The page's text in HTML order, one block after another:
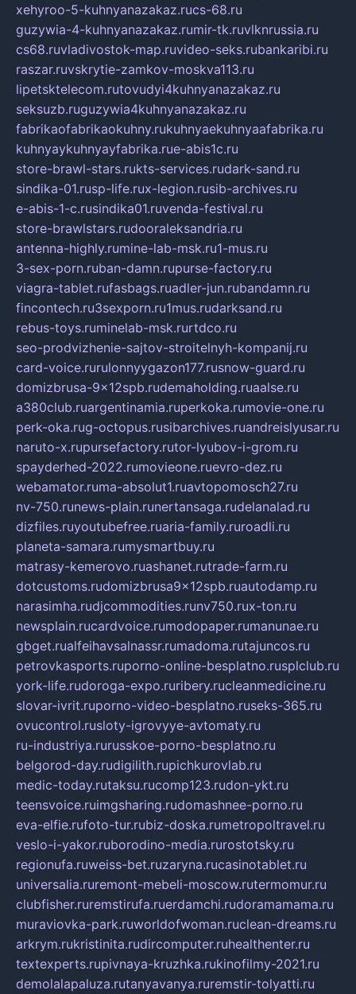
xehyroo-5-kuhnyanazakaz.rucs-68.ru
guzywia-4-kuhnyanazakaz.rumir-tk.ruvlknrussia.ru
cs68.ruvladivostok-map.ruvideo-seks.rubankaribi.ru
raszar.ruvskrytie-zamkov-moskva113.ru
lipetsktelecom.rutovudyi4kuhnyanazakaz.ru
seksuzb.ruguzywia4kuhnyanazakaz.ru
fabrikaofabrikaokuhny.rukuhnyaekuhnyaafabrika.ru
kuhnyaykuhnyayfabrika.rue-abis1c.ru
store-brawl-stars.rukts-services.rudark-sand.ru
sindika-01.rusp-life.rux-legion.rusib-archives.ru
e-abis-1-c.rusindika01.ruvenda-festival.ru
store-brawlstars.rudooraleksandria.ru
antenna-highly.rumine-lab-msk.ru1-mus.ru
3-sex-porn.ruban-damn.rupurse-factory.ru
viagra-tablet.rufasbags.ruadler-jun.rubandamn.ru
fincontech.ru3sexporn.ru1mus.rudarksand.ru
rebus-toys.ruminelab-msk.rurtdco.ru
seo-prodvizhenie-sajtov-stroitelnyh-kompanij.ru
card-voice.rurulonnyygazon177.rusnow-guard.ru
domizbrusa-9x12spb.rudemaholding.ruaalse.ru
a380club.ruargentinamia.ruperkoka.rumovie-one.ru
perk-oka.rug-octopus.rusibarchives.ruandreislyusar.ru
naruto-x.rupursefactory.rutor-lyubov-i-grom.ru
spayderhed-2022.rumovieone.ruevro-dez.ru
webamator.ruma-absolut1.ruavtopomosch27.ru
nv-750.runews-plain.runertansaga.rudelanalad.ru
dizfiles.ruyoutubefree.ruaria-family.ruroadli.ru
planeta-samara.rumysmartbuy.ru
matrasy-kemerovo.ruashanet.rutrade-farm.ru
dotcustoms.rudomizbrusa9x12spb.ruautodamp.ru
narasimha.rudjcommodities.runv750.rux-ton.ru
newsplain.rucardvoice.rumodopaper.rumanunae.ru
gbget.rualfeihavsalnassr.rumadoma.rutajuncos.ru
petrovkasports.ruporno-online-besplatno.rusplclub.ru
york-life.rudoroga-expo.ruribery.rucleanmedicine.ru
slovar-ivrit.ruporno-video-besplatno.ruseks-365.ru
ovucontrol.rusloty-igrovyye-avtomaty.ru
ru-industriya.rurusskoe-porno-besplatno.ru
belgorod-day.rudigilith.rupichkurovlab.ru
medic-today.rutaksu.rucomp123.rudon-ykt.ru
teensvoice.ruimgsharing.rudomashnee-porno.ru
eva-elfie.rufoto-tur.rubiz-doska.rumetropoltravel.ru
veslo-i-yakor.ruborodino-media.rurostotsky.ru
regionufa.ruweiss-bet.ruzaryna.rucasinotablet.ru
universalia.ruremont-mebeli-moscow.rutermomur.ru
clubfisher.ruremstirufa.ruerdamchi.rudoramamama.ru
muraviovka-park.ruworldofwoman.ruclean-dreams.ru
arkrym.rukristinita.rudircomputer.ruhealthenter.ru
textexperts.rupivnaya-kruzhka.rukinofilmy-2021.ru
demolalapaluza.rutanyavanya.ruremstir-tolyatti.ru